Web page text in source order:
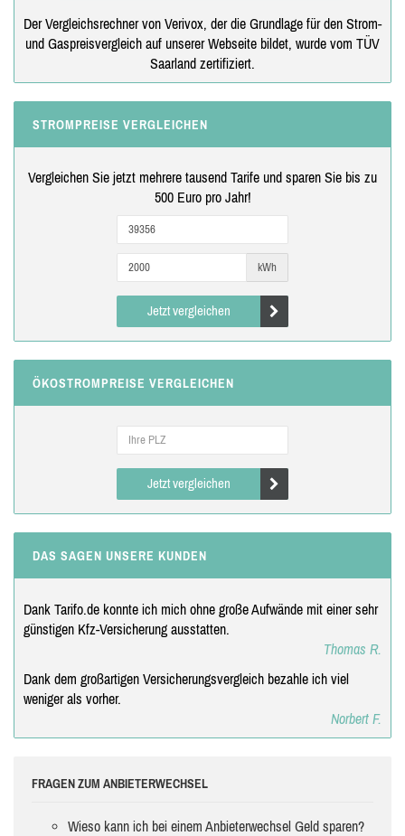
Der Vergleichsrechner von Verivox, der die Grundlage für den Strom-
und Gaspreisvergleich auf unserer Webseite bildet, wurde vom TÜV
Saarland zertifiziert.
STROMPREISE VERGLEICHEN
Vergleichen Sie jetzt mehrere tausend Tarife und sparen Sie bis zu
500 Euro pro Jahr!
kWh
Jetzt vergleichen
ÖKOSTROMPREISE VERGLEICHEN
Jetzt vergleichen
DAS SAGEN UNSERE KUNDEN
Dank Tarifo.de konnte ich mich ohne große Aufwände mit einer sehr
günstigen Kfz-Versicherung ausstatten.
Thomas R.
Dank dem großartigen Versicherungsvergleich bezahle ich viel
weniger als vorher.
Norbert F.
FRAGEN ZUM ANBIETERWECHSEL
Wieso kann ich bei einem Anbieterwechsel Geld sparen?